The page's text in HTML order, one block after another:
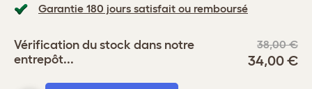
Garantie 180 jours satisfait ou remboursé
Vérification du stock dans notre
entrepôt...
38,00 €
34,00 €